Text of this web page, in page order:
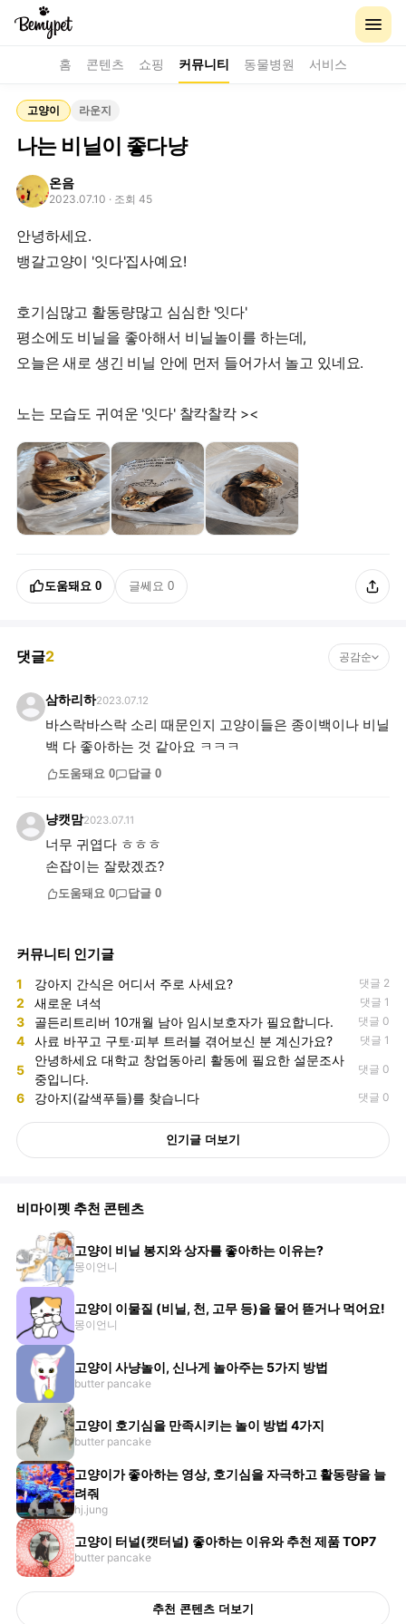
홈 콘텐츠 쇼핑 커뮤니티 동물병원 서비스
고양이 라운지
나는 비닐이 좋다냥
온음
2023.07.10 · 조회 45
안녕하세요.
뱅갈고양이 '잇다'집사예요!
호기심많고 활동량많고 심심한 '잇다'
평소에도 비닐을 좋아해서 비닐놀이를 하는데,
오늘은 새로 생긴 비닐 안에 먼저 들어가서 놀고 있네요.
도움돼요 0 글쎄요 0
댓글2 공감순
삼하리하2023.07.12
바스락바스락 소리 때문인지 고양이들은 종이백이나 비닐
백 다 좋아하는 것 같아요 ㅋㅋㅋ
도움돼요 0 답글 0
냥캣맘2023.07.11
너무 귀엽다 ㅎㅎㅎ
손잡이는 잘랐겠죠?
도움돼요 0 답글 0
커뮤니티 인기글
1 강아지 간식은 어디서 주로 사세요? 댓글 2
2 새로운 녀석 댓글 1
3 골든리트리버 10개월 남아 임시보호자가 필요합니다. 댓글 0
4 사료 바꾸고 구토·피부 트러블 겪어보신 분 계신가요? 댓글 1
5
안녕하세요 대학교 창업동아리 활동에 필요한 설문조사
중입니다.
댓글 0
6 강아지(갈색푸들)를 찾습니다 댓글 0
인기글 더보기
비마이펫 추천 콘텐츠
고양이 비닐 봉지와 상자를 좋아하는 이유는?
몽이언니
고양이 이물질 (비닐, 천, 고무 등)을 물어 뜯거나 먹어요!
몽이언니
고양이 사냥놀이, 신나게 놀아주는 5가지 방법
butter pancake
고양이 호기심을 만족시키는 놀이 방법 4가지
butter pancake
고양이가 좋아하는 영상, 호기심을 자극하고 활동량을 늘
려줘
hj.jung
고양이 터널(캣터널) 좋아하는 이유와 추천 제품 TOP7
butter pancake
추천 콘텐츠 더보기